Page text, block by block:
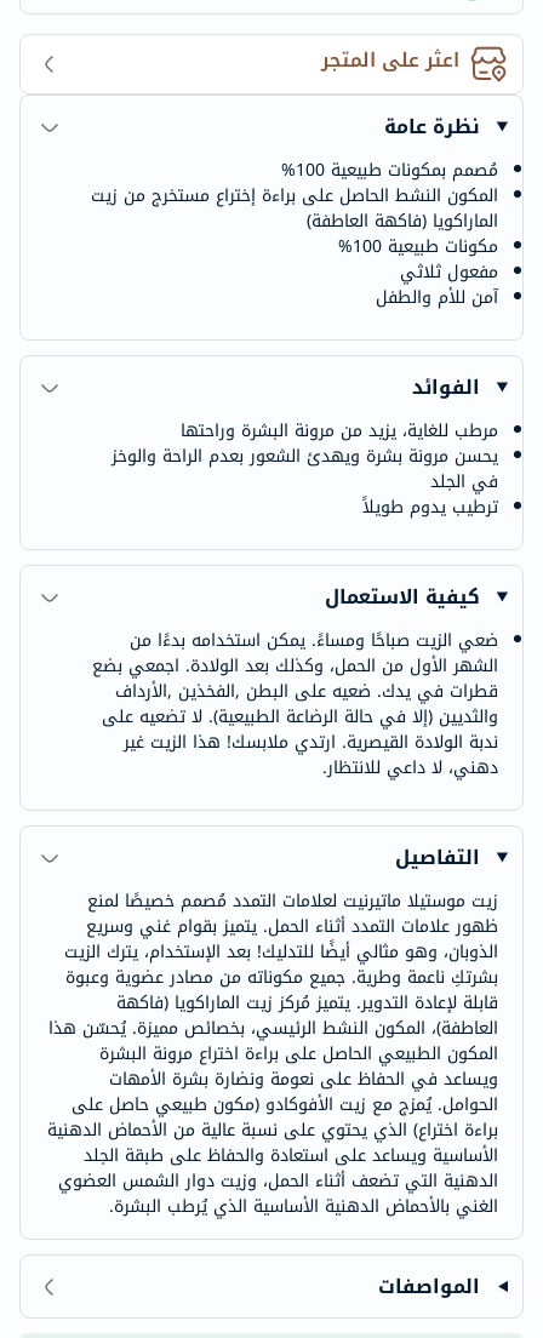
اعثر على المتجر
نظرة عامة
مُصمم بمكونات طبيعية 100%
المكون النشط الحاصل على براءة إختراع مستخرج من زيت
الماراكويا (فاكهة العاطفة)
مكونات طبيعية 100%
مفعول ثلاثي
آمن للأم والطفل
الفوائد
مرطب للغاية، يزيد من مرونة البشرة وراحتها
يحسن مرونة بشرة ويهدئ الشعور بعدم الراحة والوخز
في الجلد
ترطيب يدوم طويلاً
كيفية الاستعمال
ضعي الزيت صباحًا ومساءً. يمكن استخدامه بدءًا من
الشهر الأول من الحمل، وكذلك بعد الولادة. اجمعي بضع
قطرات في يدك. ضعيه على البطن ,الفخذين ,الأرداف
والثديين (إلا في حالة الرضاعة الطبيعية). لا تضعيه على
ندبة الولادة القيصرية. ارتدي ملابسك! هذا الزيت غير
دهني، لا داعي للانتظار.
التفاصيل
زيت موستيلا ماتيرنيت لعلامات التمدد مُصمم خصيصًا لمنع
ظهور علامات التمدد أثناء الحمل. يتميز بقوام غني وسريع
الذوبان، وهو مثالي أيضًا للتدليك! بعد الإستخدام، يترك الزيت
بشرتكِ ناعمة وطرية. جميع مكوناته من مصادر عضوية وعبوة
قابلة لإعادة التدوير. يتميز مُركز زيت الماراكويا (فاكهة
العاطفة)، المكون النشط الرئيسي، بخصائص مميزة. يُحسّن هذا
المكون الطبيعي الحاصل على براءة اختراع مرونة البشرة
ويساعد في الحفاظ على نعومة ونضارة بشرة الأمهات
الحوامل. يُمزج مع زيت الأفوكادو (مكون طبيعي حاصل على
براءة اختراع) الذي يحتوي على نسبة عالية من الأحماض الدهنية
الأساسية ويساعد على استعادة والحفاظ على طبقة الجلد
الدهنية التي تضعف أثناء الحمل، وزيت دوار الشمس العضوي
الغني بالأحماض الدهنية الأساسية الذي يُرطب البشرة.
المواصفات